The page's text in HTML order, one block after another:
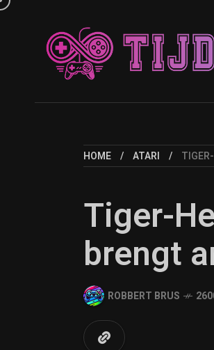
HOME ATARI
Tiger-
brengt
ROBBERT BRUS